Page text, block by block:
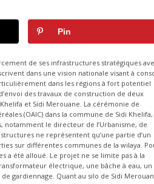
Pin
de ses infrastructures stratégiques
dans une vision nationale visant à
dans les régions à fort potentiel
des travaux de construction de deux
et Sidi Merouane. La cérémonie de
(OAIC) dans la commune de Sidi Khelifa,
notamment le directeur de l’Urbanisme, de
ne représentent qu’une partie d’un
sur différentes communes de la wilaya.
a été alloué. Le projet ne se limite pas à la
électrique, une bâche à eau, un
gardiennage. Quant au silo de Sidi